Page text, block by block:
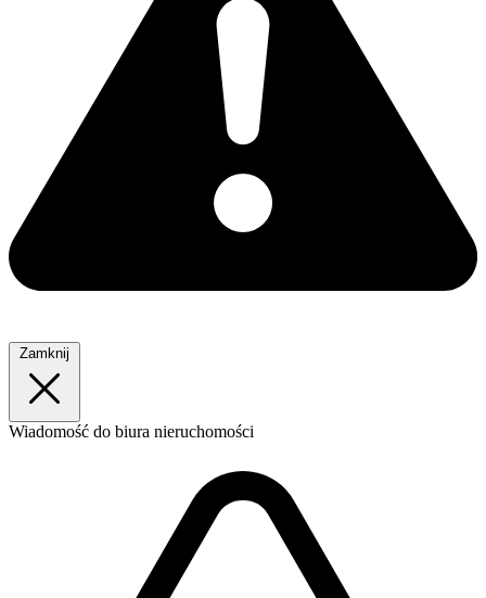
Zamknij
Wiadomość do biura nieruchomości